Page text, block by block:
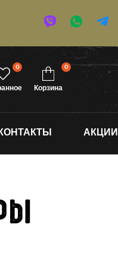
0
Корзина
0
АКЦИИ